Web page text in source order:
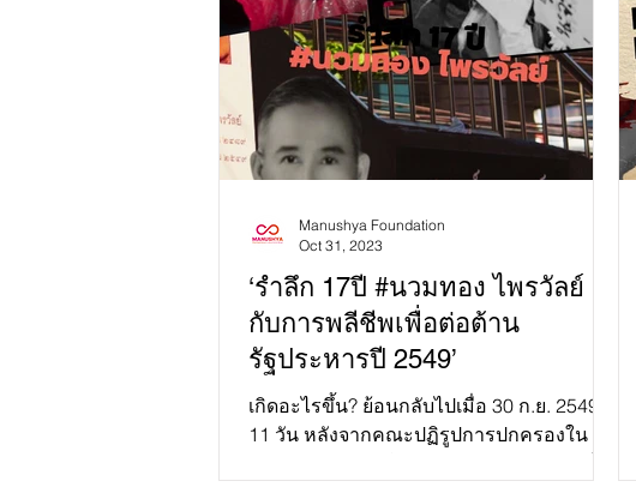
‘รำลึก 17ปี #นวมทอง ไพรวัลย์
กับการพลีชีพเพื่อต่อต้าน
รัฐประหารปี 2549’
เกิดอะไรขึ้น? ย้อนกลับไปเมื่อ 30 ก.ย. 2549
11 วัน หลังจากคณะปฏิรูปการปกครองใน
Manushya Foundation
Oct 31, 2023